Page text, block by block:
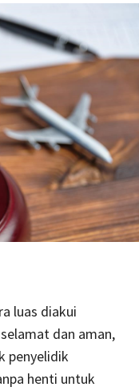
luas diakui
dan aman,
penyelidik
henti untuk